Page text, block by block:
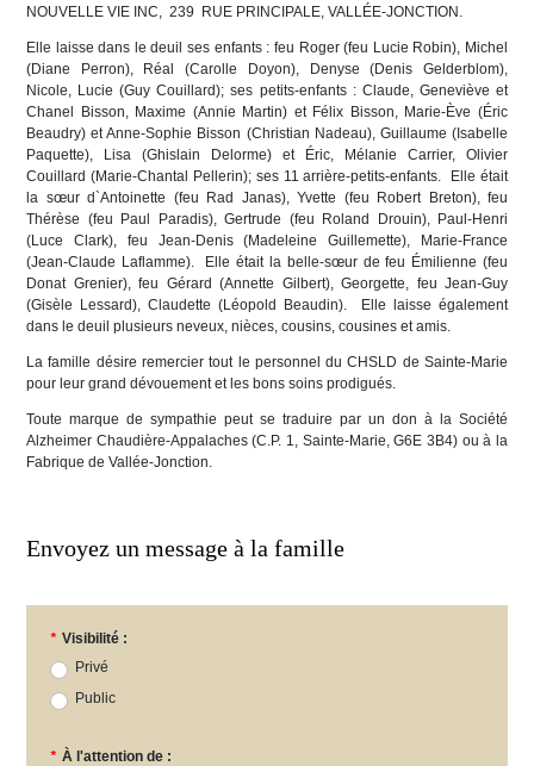
NOUVELLE VIE INC, 239 RUE PRINCIPALE, VALLÉE-JONCTION.
Elle laisse dans le deuil ses enfants : feu Roger (feu Lucie Robin), Michel
(Diane Perron), Réal (Carolle Doyon), Denyse (Denis Gelderblom),
Nicole, Lucie (Guy Couillard); ses petits-enfants : Claude, Geneviève et
Chanel Bisson, Maxime (Annie Martin) et Félix Bisson, Marie-Ève (Éric
Beaudry) et Anne-Sophie Bisson (Christian Nadeau), Guillaume (Isabelle
Paquette), Lisa (Ghislain Delorme) et Éric, Mélanie Carrier, Olivier
Couillard (Marie-Chantal Pellerin); ses 11 arrière-petits-enfants. Elle était
la sœur d`Antoinette (feu Rad Janas), Yvette (feu Robert Breton), feu
Thérèse (feu Paul Paradis), Gertrude (feu Roland Drouin), Paul-Henri
(Luce Clark), feu Jean-Denis (Madeleine Guillemette), Marie-France
(Jean-Claude Laflamme). Elle était la belle-sœur de feu Émilienne (feu
Donat Grenier), feu Gérard (Annette Gilbert), Georgette, feu Jean-Guy
(Gisèle Lessard), Claudette (Léopold Beaudin). Elle laisse également
dans le deuil plusieurs neveux, nièces, cousins, cousines et amis.
La famille désire remercier tout le personnel du CHSLD de Sainte-Marie
pour leur grand dévouement et les bons soins prodigués.
Toute marque de sympathie peut se traduire par un don à la Société
Alzheimer Chaudière-Appalaches (C.P. 1, Sainte-Marie, G6E 3B4) ou à la
Fabrique de Vallée-Jonction.
Envoyez un message à la famille
* Visibilité :
Privé
Public
* À l'attention de :